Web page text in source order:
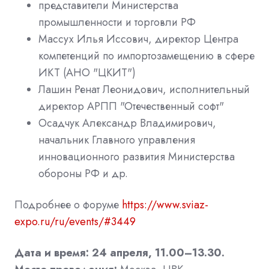
представители Министерства
промышленности и торговли РФ
Массух Илья Иссович, директор Центра
компетенций по импортозамещению в сфере
ИКТ (АНО "ЦКИТ")
Лашин Ренат Леонидович, исполнительный
директор АРПП "Отечественный софт"
Осадчук Александр Владимирович,
начальник Главного управления
инновационного развития Министерства
обороны РФ и др.
Подробнее о форуме https://www.sviaz-
expo.ru/ru/events/#3449
Дата и время: 24 апреля, 11.00–13.30.